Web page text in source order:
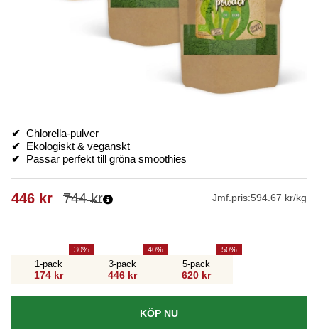
✔ Chlorella-pulver
✔
Ekologiskt & veganskt
✔
Passar perfekt till gröna smoothies
744kr
446 kr Jmf.pris:594.67 kr/kg
1-pack
174 kr
30
3-pack
446 kr
40
5-pack
620 kr
50
KÖP NU